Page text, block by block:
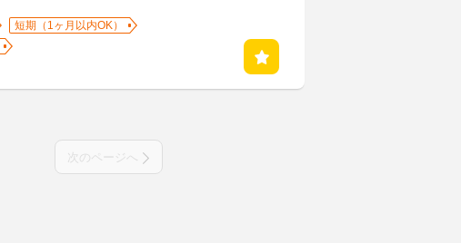
短期（1ヶ月以内OK）
次のページへ